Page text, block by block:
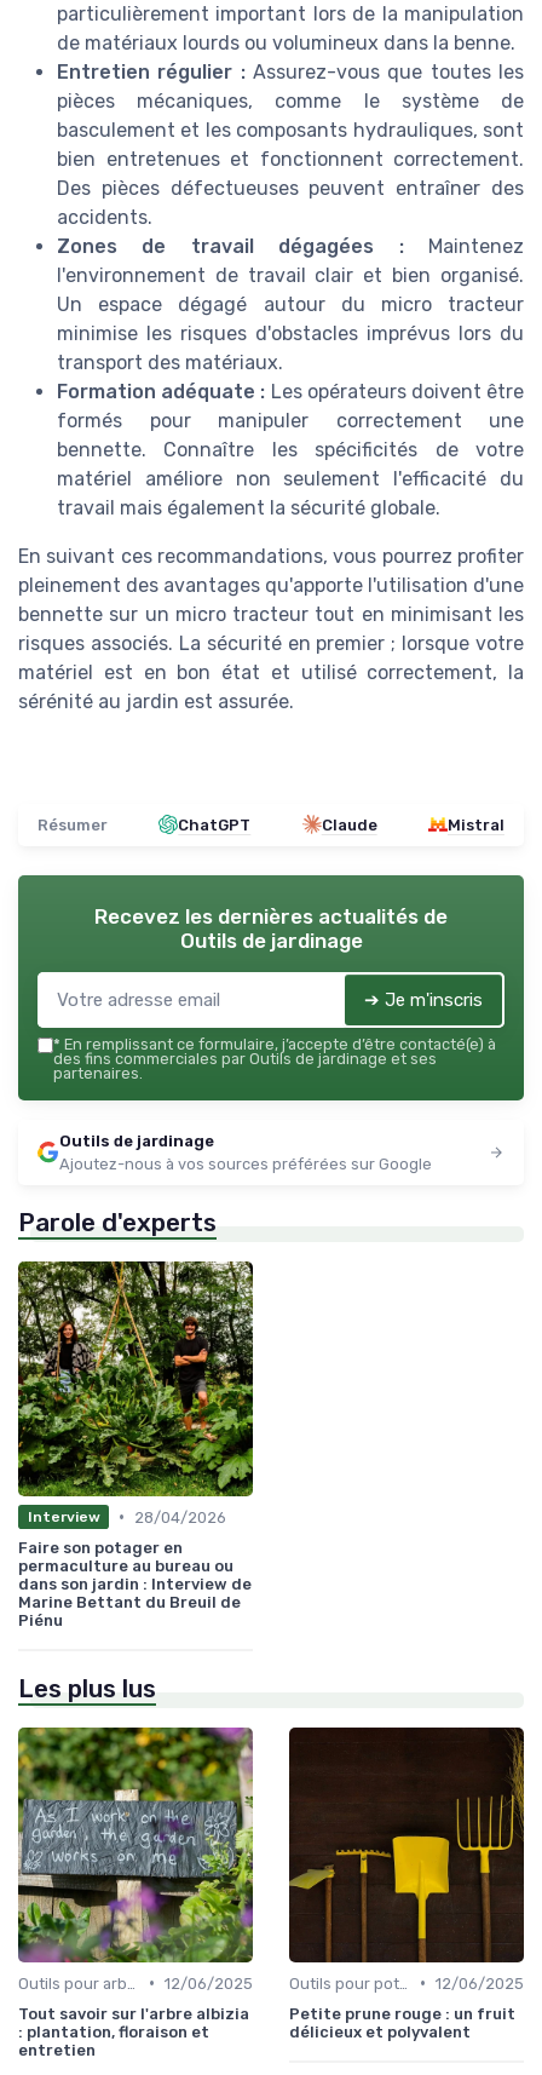
particulièrement important lors de la manipulation
de matériaux lourds ou volumineux dans la benne.
Entretien régulier :Assurez-vous que toutes les
pièces mécaniques, comme le système de
basculement et les composants hydrauliques, sont
bien entretenues et fonctionnent correctement.
Des pièces défectueuses peuvent entraîner des
accidents.
Zones de travail dégagées :Maintenez
l'environnement de travail clair et bien organisé.
Un espace dégagé autour du micro tracteur
minimise les risques d'obstacles imprévus lors du
transport des matériaux.
Formation adéquate : Les opérateurs doivent être
formés pour manipuler correctement une
bennette. Connaître les spécificités de votre
matériel améliore non seulement l'efficacité du
travail mais également la sécurité globale.
En suivant ces recommandations, vous pourrez profiter
pleinement des avantages qu'apporte l'utilisation d'une
bennette sur un micro tracteur tout en minimisant les
risques associés. La sécurité en premier ; lorsque votre
matériel est en bon état et utilisé correctement, la
sérénité au jardin est assurée.
Résumer ChatGPT Claude Mistral
Recevez les dernières actualités de
Outils de jardinage
➔ Je m'inscris
* En remplissant ce formulaire, j’accepte d’être contacté(e) à
des fins commerciales par Outils de jardinage et ses
partenaires.
Outils de jardinage
Ajoutez-nous à vos sources préférées sur Google
Parole d'experts
Interview •
28/04/2026
Faire son potager en
permaculture au bureau ou
dans son jardin : Interview de
Marine Bettant du Breuil de
Piénu
Les plus lus
• 12/06/2025
Tout savoir sur l'arbre albizia
: plantation, floraison et
entretien
• 12/06/2025
Petite prune rouge : un fruit
délicieux et polyvalent